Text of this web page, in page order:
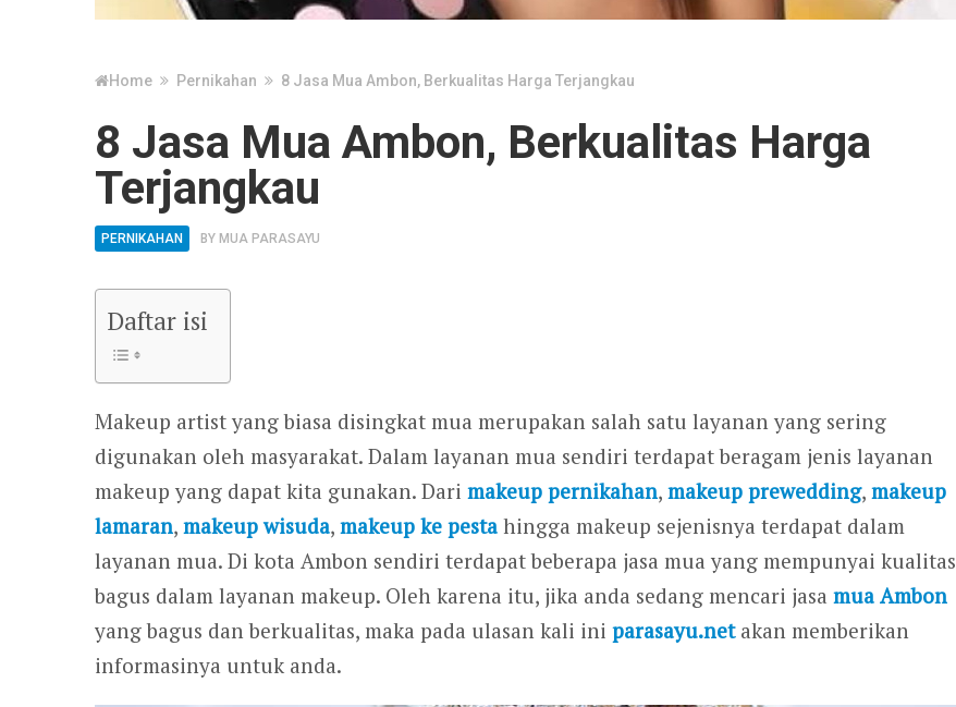
Home Pernikahan 8 Jasa Mua Ambon, Berkualitas Harga Terjangkau
8 Jasa Mua Ambon, Berkualitas Harga
Terjangkau
PERNIKAHAN BY MUA PARASAYU
Daftar isi
Makeup artist yang biasa disingkat mua merupakan salah satu layanan yang sering
digunakan oleh masyarakat. Dalam layanan mua sendiri terdapat beragam jenis layanan
makeup yang dapat kita gunakan. Dari makeup pernikahan, makeup prewedding, makeup
lamaran, makeup wisuda, makeup ke pesta hingga makeup sejenisnya terdapat dalam
layanan mua. Di kota Ambon sendiri terdapat beberapa jasa mua yang mempunyai kualitas
bagus dalam layanan makeup. Oleh karena itu, jika anda sedang mencari jasa mua Ambon
yang bagus dan berkualitas, maka pada ulasan kali ini parasayu.netakan memberikan
informasinya untuk anda.